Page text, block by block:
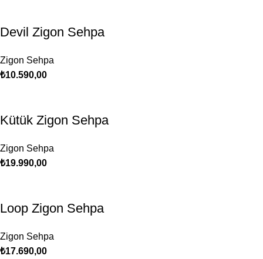
Devil Zigon Sehpa
Zigon Sehpa
₺10.590,00
Kütük Zigon Sehpa
Zigon Sehpa
₺19.990,00
Loop Zigon Sehpa
Zigon Sehpa
₺17.690,00